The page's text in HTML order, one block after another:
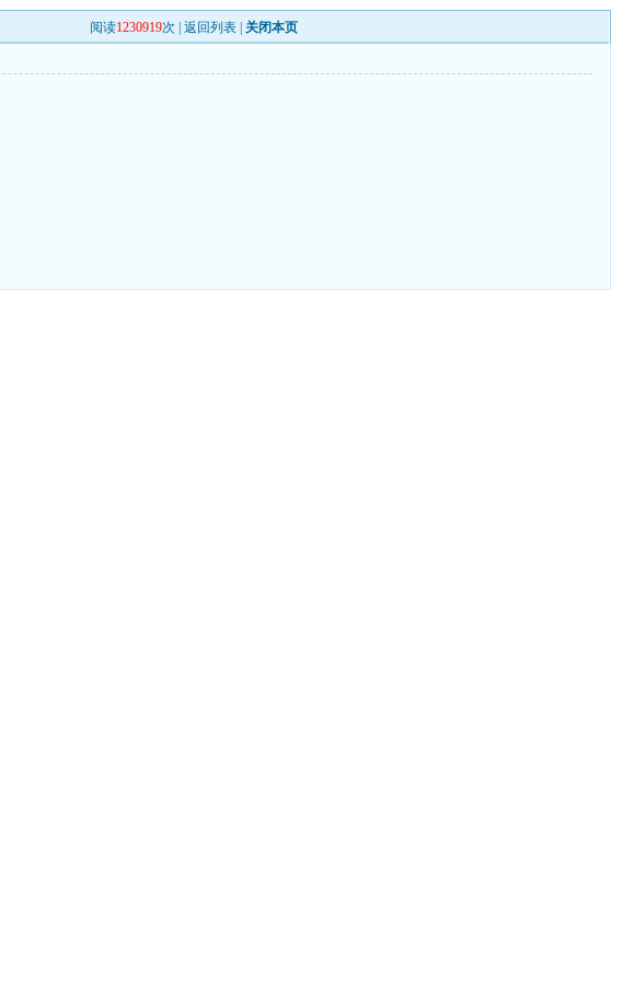
阅读1230919次 |返回列表 关闭本页